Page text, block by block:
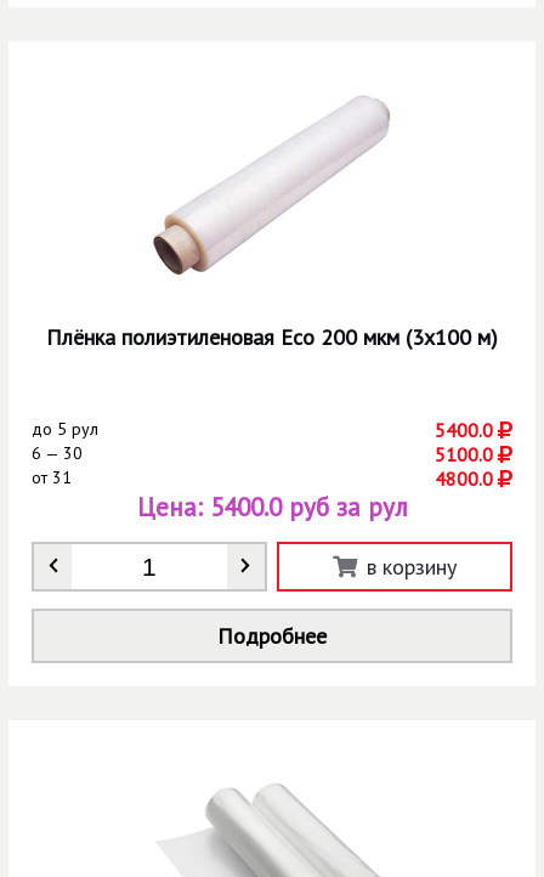
Плёнка полиэтиленовая Eco 200 мкм (3х100 м)
до 5 рул 5400.0
6 — 30 5100.0
от31 4800.0
Количество
Цена: 5400.0 руб за рул
в корзину
Подробнее